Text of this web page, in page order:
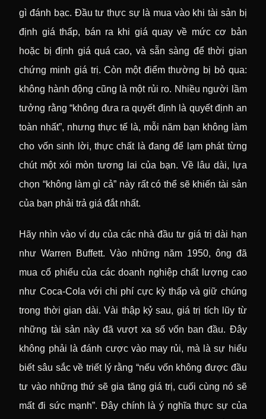
gì đánh bạc. Đầu tư thực sự là mua vào khi tài sản bị
định giá thấp, bán ra khi giá quay về mức cơ bản
hoặc bị định giá quá cao, và sẵn sàng để thời gian
chứng minh giá trị. Còn một điểm thường bị bỏ qua:
không hành động cũng là một rủi ro. Nhiều người lầm
tưởng rằng “không đưa ra quyết định là quyết định an
toàn nhất”, nhưng thực tế là, mỗi năm bạn không làm
cho vốn sinh lời, thực chất là đang để lạm phát từng
chút một xói mòn tương lai của bạn. Về lâu dài, lựa
chọn “không làm gì cả” này rất có thể sẽ khiến tài sản
của bạn phải trả giá đắt nhất.
Hãy nhìn vào ví dụ của các nhà đầu tư giá trị dài hạn
như Warren Buffett. Vào những năm 1950, ông đã
mua cổ phiếu của các doanh nghiệp chất lượng cao
như Coca-Cola với chi phí cực kỳ thấp và giữ chúng
trong thời gian dài. Vài thập kỷ sau, giá trị tích lũy từ
những tài sản này đã vượt xa số vốn ban đầu. Đây
không phải là đánh cược vào may rủi, mà là sự hiểu
biết sâu sắc về triết lý rằng “nếu vốn không được đầu
tư vào những thứ sẽ gia tăng giá trị, cuối cùng nó sẽ
mất đi sức mạnh”. Đây chính là ý nghĩa thực sự của